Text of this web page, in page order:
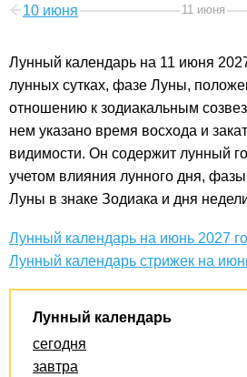
10 июня 11 июня
Лунный календарь на 11 июня
лунных сутках, фазе Луны,
отношению к зодиакальным
нем указано время восхода и
видимости. Он содержит лунный
учетом влияния лунного дня,
Луны в знаке Зодиака и дня
Лунный календарь на июнь 2027
Лунный календарь стрижек на
Лунный календарь
сегодня
завтра